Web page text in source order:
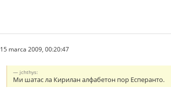
15 marca 2009, 00:20:47
jchthys:
Ми шатас ла Кирилан алфабетон пор Есперанто.